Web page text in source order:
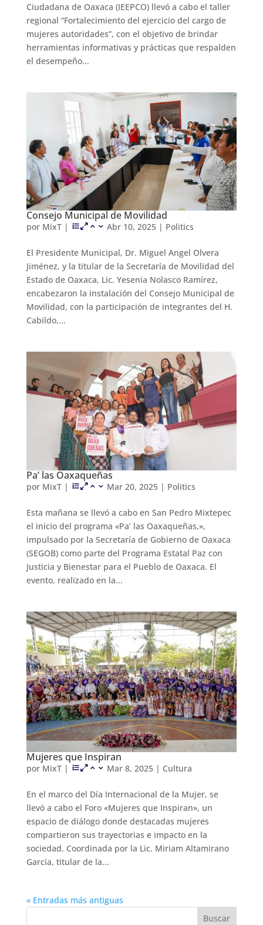
Ciudadana de Oaxaca (IEEPCO) llevó a cabo el taller
regional “Fortalecimiento del ejercicio del cargo de
mujeres autoridades”, con el objetivo de brindar
herramientas informativas y prácticas que respalden
el desempeño...
Consejo Municipal de Movilidad
por MixT| Abr 10, 2025| Politics
El Presidente Municipal, Dr. Miguel Angel Olvera
Jiménez, y la titular de la Secretaría de Movilidad del
Estado de Oaxaca, Lic. Yesenia Nolasco Ramírez,
encabezaron la instalación del Consejo Municipal de
Movilidad, con la participación de integrantes del H.
Cabildo,...
Pa’ las Oaxaqueñas
por MixT| Mar 20, 2025| Politics
Esta mañana se llevó a cabo en San Pedro Mixtepec
el inicio del programa «Pa’ las Oaxaqueñas,»,
impulsado por la Secretaría de Gobierno de Oaxaca
(SEGOB) como parte del Programa Estatal Paz con
Justicia y Bienestar para el Pueblo de Oaxaca. El
evento, realizado en la...
Mujeres que Inspiran
por MixT| Mar 8, 2025| Cultura
En el marco del Día Internacional de la Mujer, se
llevó a cabo el Foro «Mujeres que Inspiran», un
espacio de diálogo donde destacadas mujeres
compartieron sus trayectorias e impacto en la
sociedad. Coordinada por la Lic. Miriam Altamirano
García, titular de la...
« Entradas más antiguas
Buscar